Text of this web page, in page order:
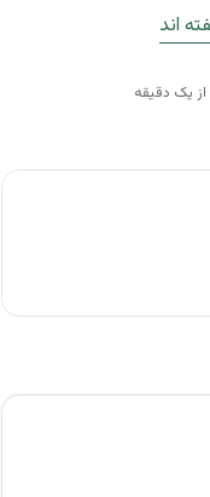
اند
از یک دقیقه